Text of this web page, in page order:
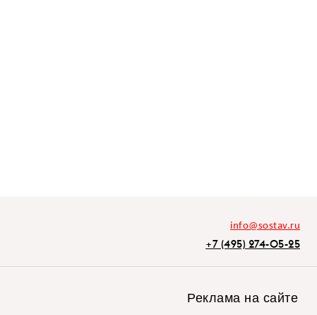
info@sostav.ru
+7 (495) 274-05-25
Реклама на сайте